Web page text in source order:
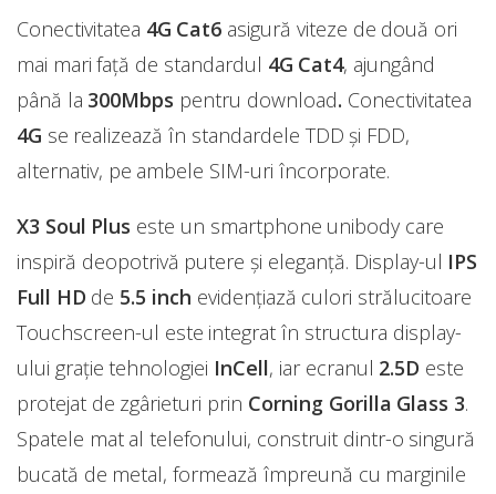
Conectivitatea 4G Cat6 asigură viteze de două ori
mai mari față de standardul 4G Cat4, ajungând
până la 300Mbps pentru download. Conectivitatea
4G se realizează în standardele TDD și FDD,
alternativ, pe ambele SIM-uri încorporate.
X3 Soul Plus este un smartphone unibody care
inspiră deopotrivă putere și eleganță. Display-ul IPS
Full HD de 5.5 inch evidențiază culori strălucitoare
Touchscreen-ul este integrat în structura display-
ului grație tehnologiei InCell, iar ecranul 2.5D este
protejat de zgârieturi prin Corning Gorilla Glass 3.
Spatele mat al telefonului, construit dintr-o singură
bucată de metal, formează împreună cu marginile